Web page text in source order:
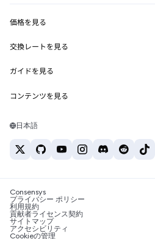
MetaMask Connect
Snaps
Web3サービス
セキュリティ
サポート
キャリア
お問い合わせ
価格を見る
イーサリアムの価格
Solanaの価格
Tetherの価格
交換レートを見る
ETH→USD
USDT→INR
BTC→INR
ETH→USDT
ガイドを見る
ETHの購入
USDTの購入
SHIBの購入
BNBの購入
コンテンツを見る
Solanaウォレット
税制関連ニュース
暗号資産の購入方法は？
ビットコインを売るには？
日本語
Consensys
プライバシー ポリシー
利用規約
貢献者ライセンス契約
サイトマップ
アクセシビリティ
Cookieの管理